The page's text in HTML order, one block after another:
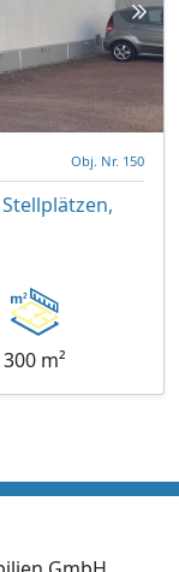
Obj. Nr. 150
300 m²